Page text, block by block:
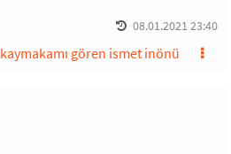
08.01.2021 23:40
kaymakamı gören ismet inönü